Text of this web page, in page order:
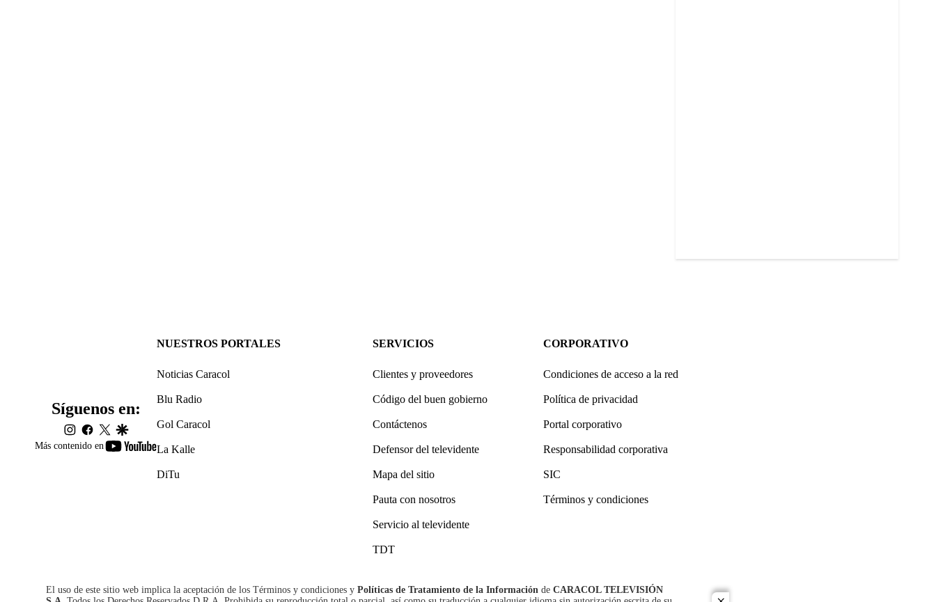
Más contenido en
youtube-
Síguenos en:
instagram
facebook
twittergoogle
NUESTROS PORTALES
Noticias Caracol
Blu Radio
Gol Caracol
La Kalle
DiTu
SERVICIOS
Clientes y proveedores
Código del buen gobierno
Contáctenos
Defensor del televidente
Mapa del sitio
Pauta con nosotros
Servicio al televidente
TDT
CORPORATIVO
Condiciones de acceso a la red
Política de privacidad
Portal corporativo
Responsabilidad corporativa
SIC
Términos y condiciones
El uso de este sitio web implica la aceptación de los Términos y condiciones y Políticas de Tratamiento de la Información de CARACOL TELEVISIÓN